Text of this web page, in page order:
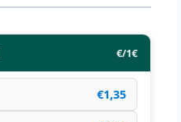
€/1€
€1,35